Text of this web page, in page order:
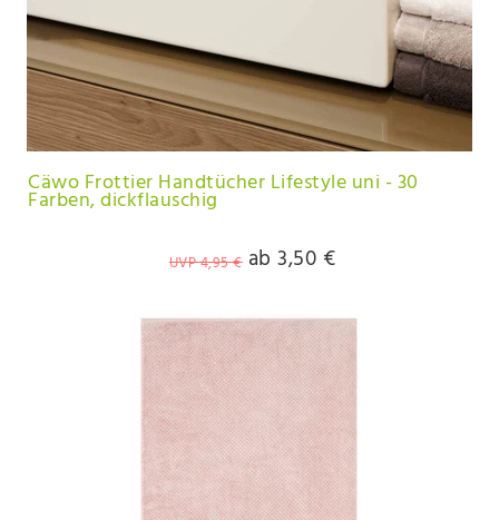
Cäwo Frottier Handtücher Lifestyle uni - 30
Farben, dickflauschig
UVP 4,95 € ab 3,50 €